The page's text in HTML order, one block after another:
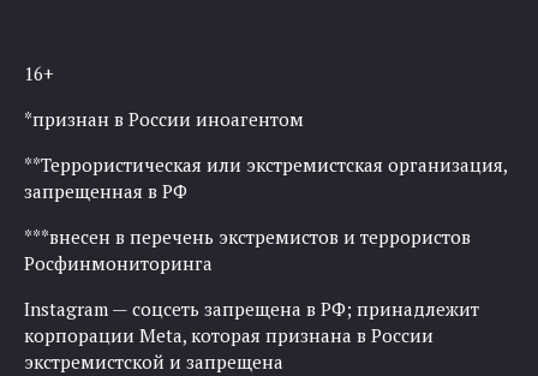
16+
*признан в России иноагентом
**Террористическая или экстремистская организация,
запрещенная в РФ
***внесен в перечень экстремистов и террористов
Росфинмониторинга
Instagram — соцсеть запрещена в РФ; принадлежит
корпорации Meta, которая признана в России
экстремистской и запрещена